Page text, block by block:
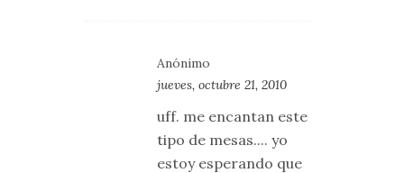
Anónimo
jueves, octubre 21, 2010
uff. me encantan este
tipo de mesas.... yo
estoy esperando que